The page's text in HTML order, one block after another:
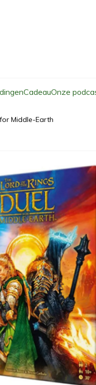
CadeauOnze
Middle-Earth